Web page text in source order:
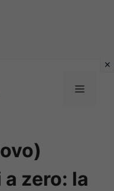
MENU
zero: la